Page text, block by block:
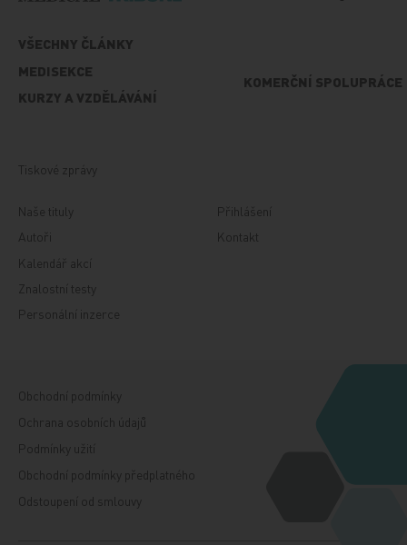
VŠECHNY ČLÁNKY
MEDISEKCE
KURZY A VZDĚLÁVÁNÍ
KOMERČNÍ SPOLUPRÁCE
Tiskové zprávy
Naše tituly
Autoři
Kalendář akcí
Znalostní testy
Personální inzerce
Přihlášení
Kontakt
Obchodní podmínky
Ochrana osobních údajů
Podmínky užití
Obchodní podmínky předplatného
Odstoupení od smlouvy